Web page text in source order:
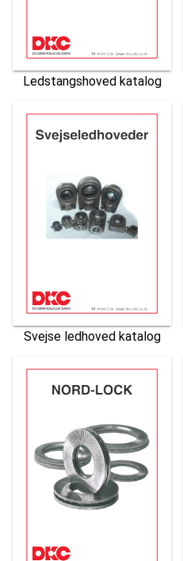
Ledstangshoved katalog
Svejse ledhoved katalog